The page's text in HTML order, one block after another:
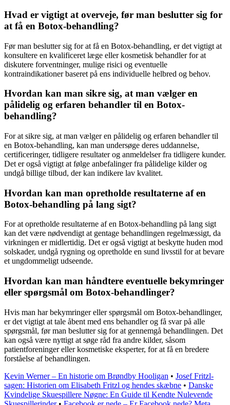
Hvad er vigtigt at overveje, før man beslutter sig for
at få en Botox-behandling?
Før man beslutter sig for at få en Botox-behandling, er det vigtigt at
konsultere en kvalificeret læge eller kosmetisk behandler for at
diskutere forventninger, mulige risici og eventuelle
kontraindikationer baseret på ens individuelle helbred og behov.
Hvordan kan man sikre sig, at man vælger en
pålidelig og erfaren behandler til en Botox-
behandling?
For at sikre sig, at man vælger en pålidelig og erfaren behandler til
en Botox-behandling, kan man undersøge deres uddannelse,
certificeringer, tidligere resultater og anmeldelser fra tidligere kunder.
Det er også vigtigt at følge anbefalinger fra pålidelige kilder og
undgå billige tilbud, der kan indikere lav kvalitet.
Hvordan kan man opretholde resultaterne af en
Botox-behandling på lang sigt?
For at opretholde resultaterne af en Botox-behandling på lang sigt
kan det være nødvendigt at gentage behandlingen regelmæssigt, da
virkningen er midlertidig. Det er også vigtigt at beskytte huden mod
solskader, undgå rygning og opretholde en sund livsstil for at bevare
et ungdommeligt udseende.
Hvordan kan man håndtere eventuelle bekymringer
eller spørgsmål om Botox-behandlinger?
Hvis man har bekymringer eller spørgsmål om Botox-behandlinger,
er det vigtigt at tale åbent med ens behandler og få svar på alle
spørgsmål, før man beslutter sig for at gennemgå behandlingen. Det
kan også være nyttigt at søge råd fra andre kilder, såsom
patientforeninger eller kosmetiske eksperter, for at få en bredere
forståelse af behandlingen.
Kevin Werner – En historie om Brøndby Hooligan • Josef Fritzl-
sagen: Historien om Elisabeth Fritzl og hendes skæbne • Danske
Kvindelige Skuespillere Nøgne: En Guide til Kendte Nulevende